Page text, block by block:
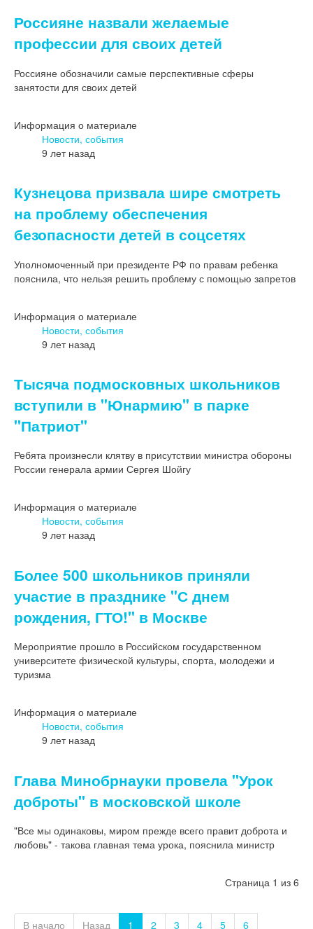
Россияне назвали желаемые
профессии для своих детей
Россияне обозначили самые перспективные сферы
занятости для своих детей
Информация о материале
Новости, события
9 лет назад
Кузнецова призвала шире смотреть
на проблему обеспечения
безопасности детей в соцсетях
Уполномоченный при президенте РФ по правам ребенка
пояснила, что нельзя решить проблему с помощью запретов
Информация о материале
Новости, события
9 лет назад
Тысяча подмосковных школьников
вступили в "Юнармию" в парке
"Патриот"
Ребята произнесли клятву в присутствии министра обороны
России генерала армии Сергея Шойгу
Информация о материале
Новости, события
9 лет назад
Более 500 школьников приняли
участие в празднике "С днем
рождения, ГТО!" в Москве
Мероприятие прошло в Российском государственном
университете физической культуры, спорта, молодежи и
туризма
Информация о материале
Новости, события
9 лет назад
Глава Минобрнауки провела "Урок
доброты" в московской школе
"Все мы одинаковы, миром прежде всего правит доброта и
любовь" - такова главная тема урока, пояснила министр
Страница 1 из 6
В начало Назад 1 2 3 4 5 6